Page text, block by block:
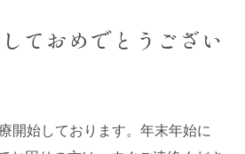
ておめでとうござい
開始しております。年末年始に